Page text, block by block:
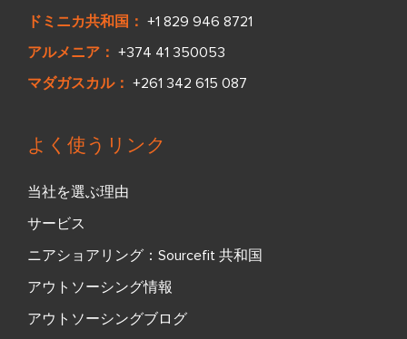
ドミニカ共和国： +1 829 946 8721
アルメニア： +374 41 350053
マダガスカル： +261 342 615 087
よく使うリンク
当社を選ぶ理由
サービス
ニアショアリング：Sourcefit 共和国
アウトソーシング情報
アウトソーシングブログ